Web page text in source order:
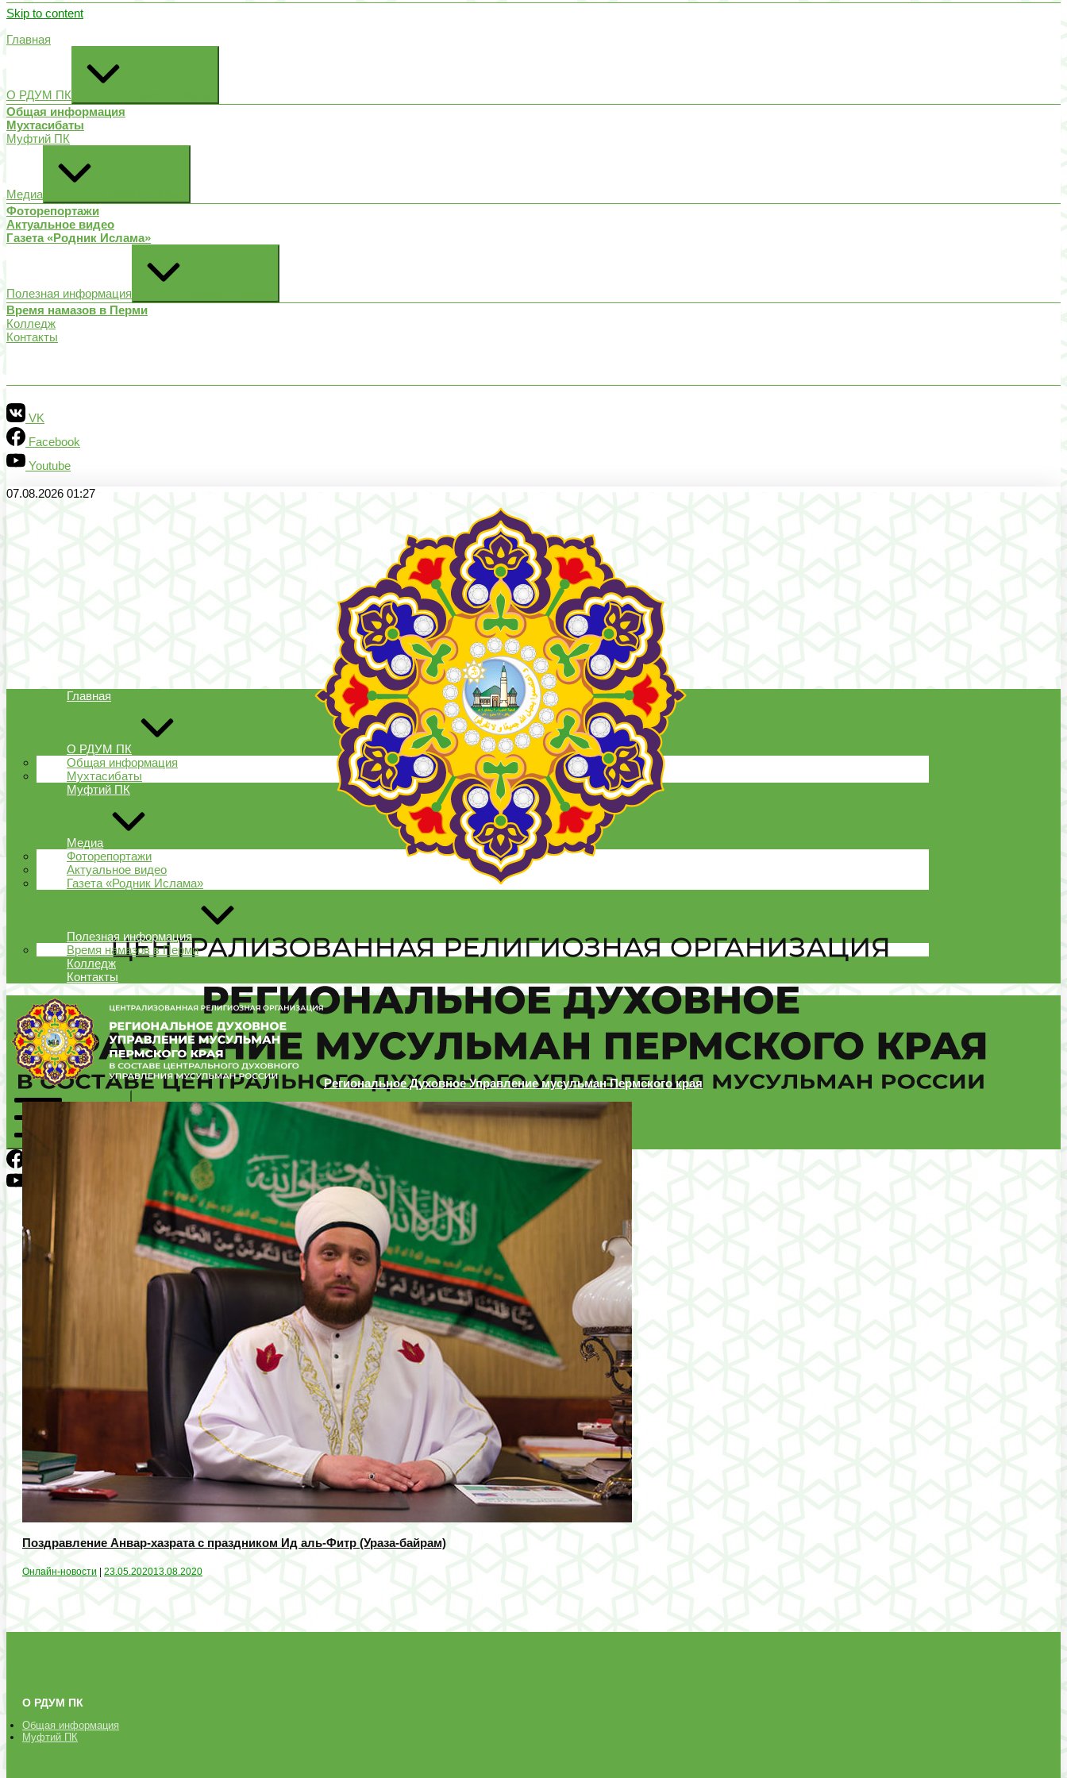
Skip to content
Главная
О РДУМ ПК
Общая информация
Мухтасибаты
Муфтий ПК
Медиа
Фоторепортажи
Актуальное видео
Газета «Родник Ислама»
Полезная информация
Время намазов в Перми
Колледж
Контакты
VK
Facebook
Youtube
07.08.2026 01:27
Региональное Духовное Управление мусульман Пермского края
Youtube
Главная
О РДУМ ПК
Общая информация
Мухтасибаты
Муфтий ПК
Медиа
Фоторепортажи
Актуальное видео
Газета «Родник Ислама»
Полезная информация
Время намазов в Перми
Колледж
Контакты
Региональное Духовное Управление мусульман Пермского края
Поздравление Анвар-хазрата с праздником Ид аль-Фитр (Ураза-байрам)
Онлайн-новости | 23.05.202013.08.2020
О РДУМ ПК
Общая информация
Муфтий ПК